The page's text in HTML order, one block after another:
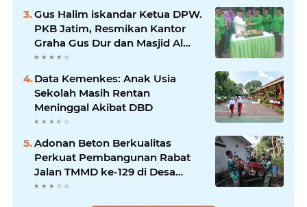
Gus Halim iskandar Ketua DPW.
PKB Jatim, Resmikan Kantor
Graha Gus Dur dan Masjid Al
Iskandariyah, dorong Jadi Pusat
Pelayanan Warga dan Dakwah
Umat.
Data Kemenkes: Anak Usia
Sekolah Masih Rentan
Meninggal Akibat DBD
Adonan Beton Berkualitas
Perkuat Pembangunan Rabat
Jalan TMMD ke-129 di Desa
Ledoktempuro